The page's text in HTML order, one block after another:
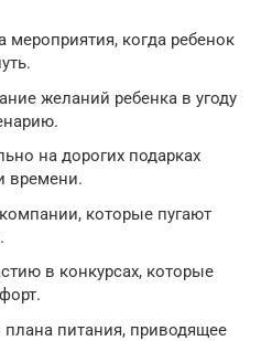
мероприятия, когда ребенок
желаний ребенка в угоду
на дорогих подарках
времени.
которые пугают
в конкурсах, которые
плана питания, приводящее